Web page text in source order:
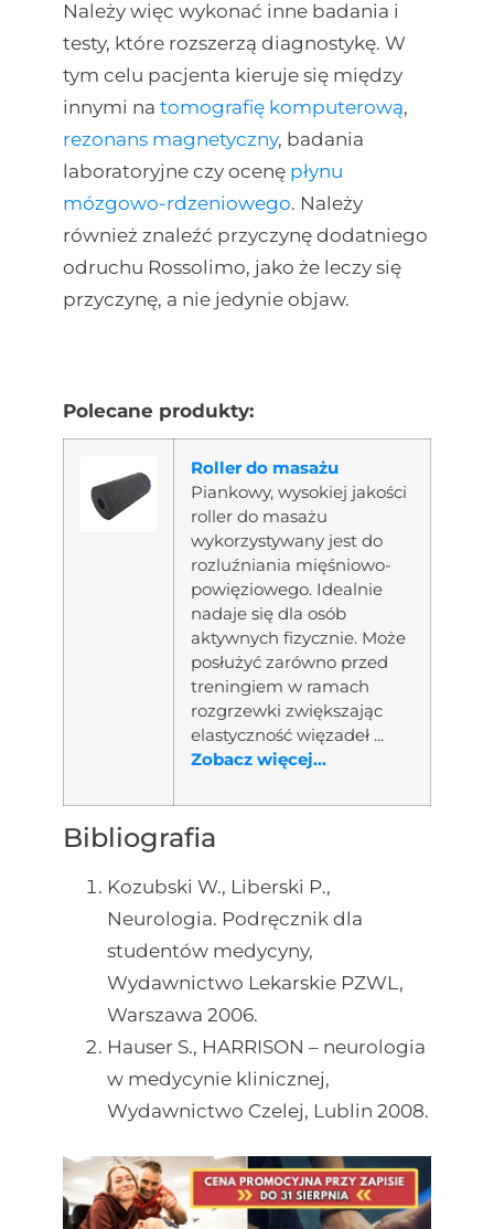
Należy więc wykonać inne badania i
testy, które rozszerzą diagnostykę. W
tym celu pacjenta kieruje się między
innymi na tomografię komputerową,
rezonans magnetyczny, badania
laboratoryjne czy ocenę płynu
mózgowo-rdzeniowego. Należy
również znaleźć przyczynę dodatniego
odruchu Rossolimo, jako że leczy się
przyczynę, a nie jedynie objaw.
Polecane produkty:
Roller do masażu
Piankowy, wysokiej jakości
roller do masażu
wykorzystywany jest do
rozluźniania mięśniowo-
powięziowego. Idealnie
nadaje się dla osób
aktywnych fizycznie. Może
posłużyć zarówno przed
treningiem w ramach
rozgrzewki zwiększając
elastyczność więzadeł ...
Zobacz więcej...
Bibliografia
Kozubski W., Liberski P.,
Neurologia. Podręcznik dla
studentów medycyny,
Wydawnictwo Lekarskie PZWL,
Warszawa 2006.
Hauser S., HARRISON – neurologia
w medycynie klinicznej,
Wydawnictwo Czelej, Lublin 2008.